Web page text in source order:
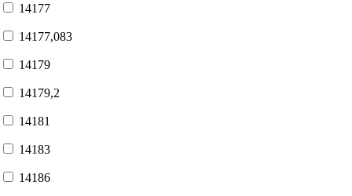
14177
14177,083
14179
14179,2
14181
14183
14186